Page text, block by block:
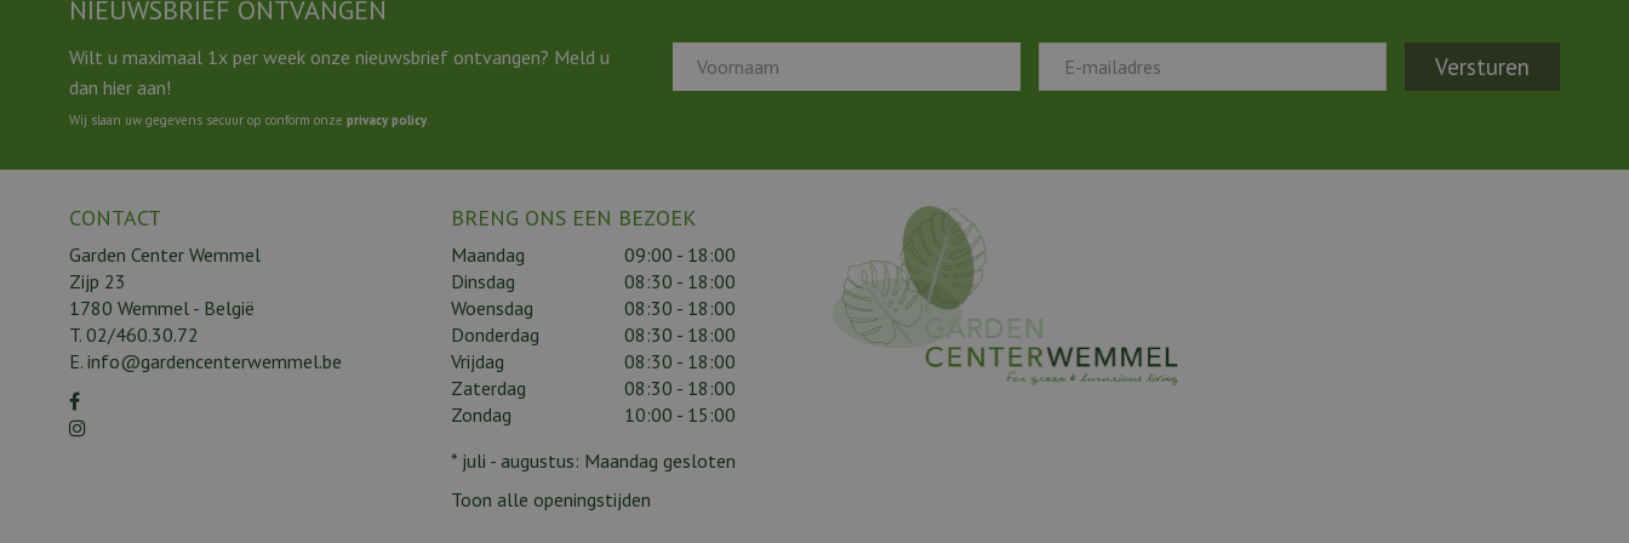
NIEUWSBRIEF ONTVANGEN
Wilt u maximaal 1x per week onze nieuwsbrief ontvangen? Meld u
dan hier aan!
Wij slaan uw gegevens secuur op conform onze privacy policy.
CONTACT
Garden Center Wemmel
Zijp 23
1780 Wemmel - België
T. 02/460.30.72
E. info@gardencenterwemmel.be
BRENG ONS EEN BEZOEK
Maandag
09:00 - 18:00
Dinsdag
08:30 - 18:00
Woensdag
08:30 - 18:00
Donderdag
08:30 - 18:00
Vrijdag
08:30 - 18:00
Zaterdag
08:30 - 18:00
Zondag
10:00 - 15:00
* juli - augustus: Maandag gesloten
Toon alle openingstijden